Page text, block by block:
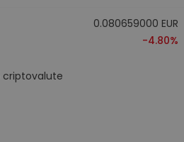
0.080659000 EUR
-4.80%
criptovalute